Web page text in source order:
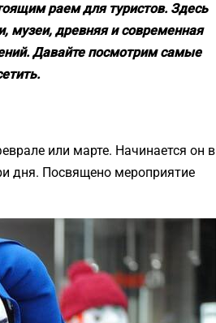
раем для туристов. Здесь
музеи, древняя и современная
Давайте посмотрим самые
или марте. Начинается он в
дня. Посвящено мероприятие